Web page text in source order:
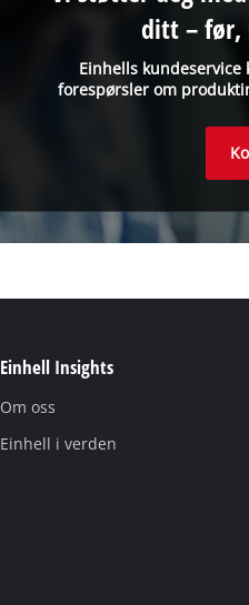
Einhells kundeservice
forespørsler om
ditt – før,
Einhell Insights
Om oss
Einhell i verden